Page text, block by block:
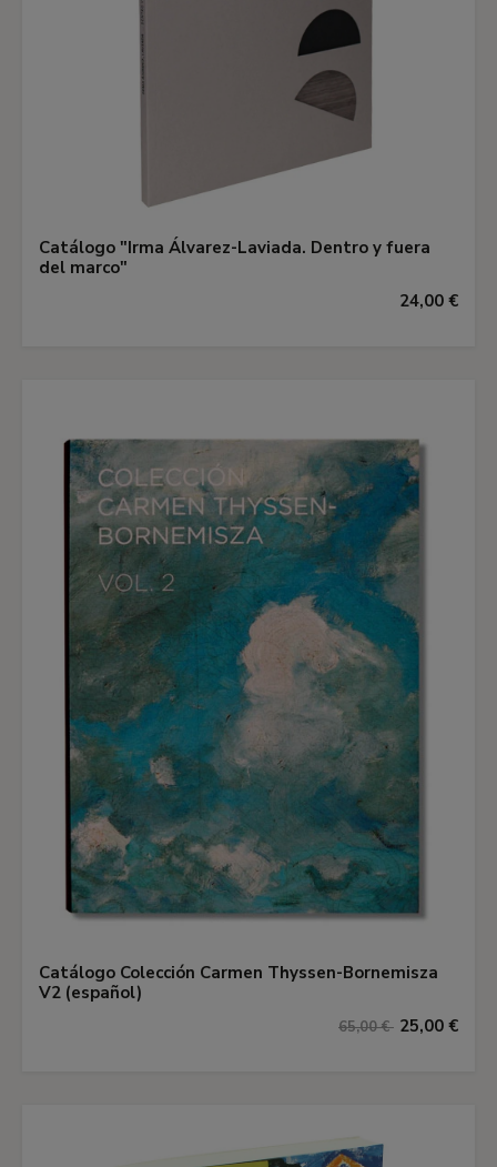
Catálogo "Irma Álvarez-Laviada. Dentro y fuera
del marco"
24,00 €
Catálogo Colección Carmen Thyssen-Bornemisza
V2 (español)
65,00 € 25,00 €